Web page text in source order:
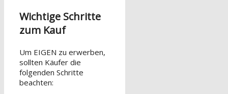
Wichtige Schritte
zum Kauf
Um EIGEN zu erwerben,
sollten Käufer die
folgenden Schritte
beachten: